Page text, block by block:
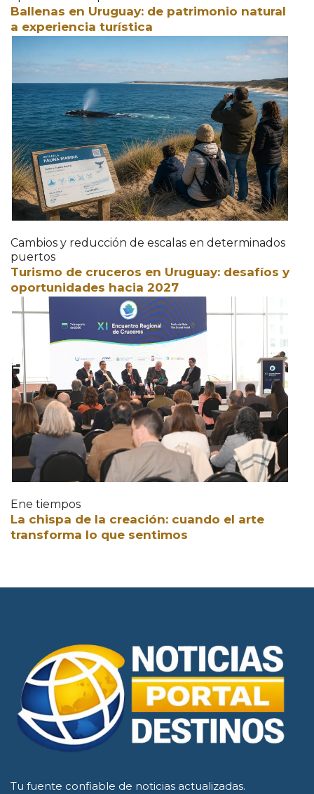
Ballenas en Uruguay: de patrimonio natural
a experiencia turística
Cambios y reducción de escalas en determinados
puertos
Turismo de cruceros en Uruguay: desafíos y
oportunidades hacia 2027
Ene tiempos
La chispa de la creación: cuando el arte
transforma lo que sentimos
Tu fuente confiable de noticias actualizadas.